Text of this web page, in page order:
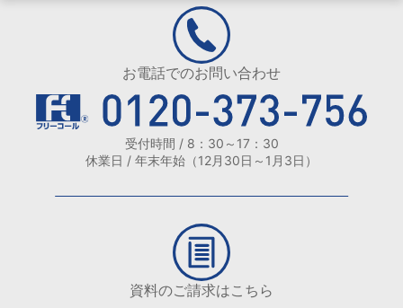
お電話でのお問い合わせ
受付時間 / 8：30～17：30
休業日 / 年末年始（12月30日～1月3日）
資料のご請求はこちら